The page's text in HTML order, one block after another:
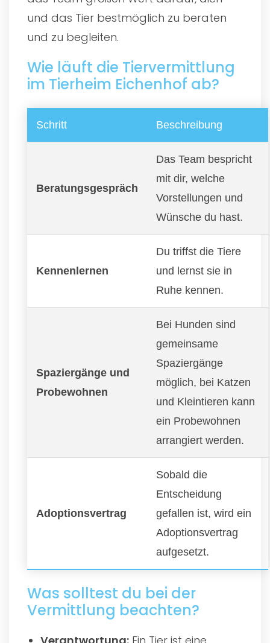
und das Tier bestmöglich zu beraten
und zu begleiten.
Wie läuft die Tiervermittlung
im Tierheim Eichenhof ab?
Schritt Beschreibung
Beratungsgespräch
Das Team bespricht
mit dir, welche
Vorstellungen und
Wünsche du hast.
Kennenlernen
Du triffst die Tiere
und lernst sie in
Ruhe kennen.
Spaziergänge und
Probewohnen
Bei Hunden sind
gemeinsame
Spaziergänge
möglich, bei Katzen
und Kleintieren kann
ein Probewohnen
arrangiert werden.
Adoptionsvertrag
Sobald die
Entscheidung
gefallen ist, wird ein
Adoptionsvertrag
aufgesetzt.
Was solltest du bei der
Vermittlung beachten?
Verantwortung: Ein Tier ist eine